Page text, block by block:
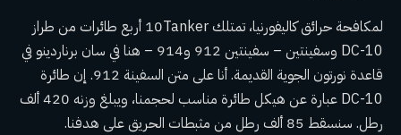
لمكافحة حرائق كاليفورنيا، تمتلك 10Tanker أربع طائرات من طراز
DC-10 وسفينتين – سفينتين 912 و914 – هنا في سان برناردينو في
قاعدة نورتون الجوية القديمة. أنا على متن السفينة 912. إن طائرة
DC-10 عبارة عن هيكل طائرة مناسب لحجمنا، ويبلغ وزنه 420 ألف
رطل. سنسقط 85 ألف رطل من مثبطات الحريق على هدفنا.